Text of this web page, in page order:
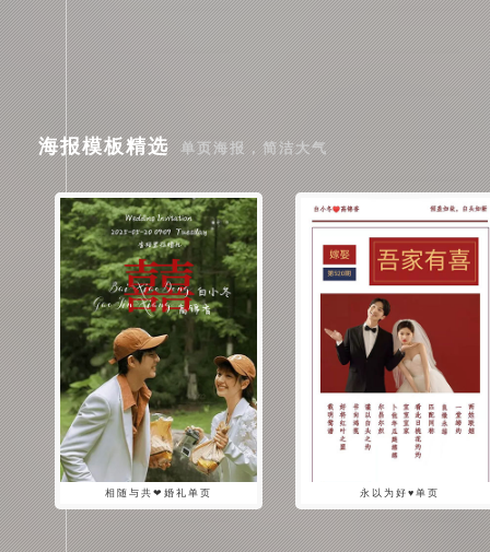
海报模板精选 单页海报，简洁大气
相随与共❤婚礼单页 永以为好♥单页